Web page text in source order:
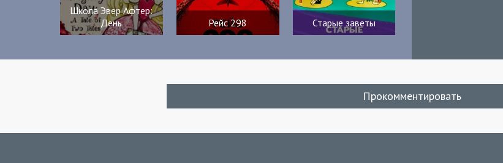
Школа Эвер Афтер:
День
Рейс 298 Старые заветы
Прокомментировать